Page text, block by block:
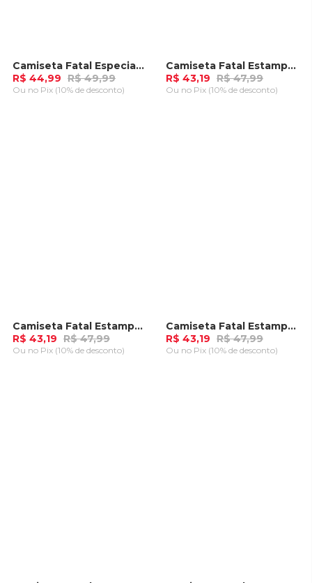
-10%Camiseta Fatal Especial Marrom
R$ 44,99 R$ 49,99
Ou no Pix (10% de desconto)
-10%
Camiseta Fatal Estampada Preta
R$ 43,19 R$ 47,99
Ou no Pix (10% de desconto)
-10%
Camiseta Fatal Estampada Branca
R$ 43,19 R$ 47,99
Ou no Pix (10% de desconto)
-10%
Camiseta Fatal Estampada Azul Marinho
R$ 43,19 R$ 47,99
Ou no Pix (10% de desconto)